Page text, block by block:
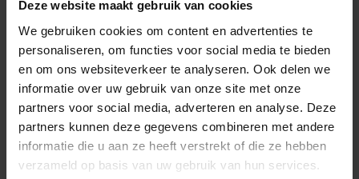
Deze website maakt gebruik van cookies
We gebruiken cookies om content en advertenties te
personaliseren, om functies voor social media te bieden
en om ons websiteverkeer te analyseren. Ook delen we
informatie over uw gebruik van onze site met onze
partners voor social media, adverteren en analyse. Deze
partners kunnen deze gegevens combineren met andere
informatie die u aan ze heeft verstrekt of die ze hebben
verzameld op basis van uw gebruik van hun services.
0reviews
3 werkdagen verzonden.
€314,95
Iedere werkdag besteld is in 1 à
3 werkdagen verzonden.
€314,95
In
0
€199,95
Niet op voorraad